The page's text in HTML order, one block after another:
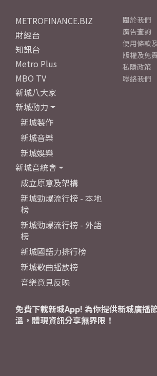
METROFINANCE.BIZ
財經台
知訊台
Metro Plus
MBO TV
新城八大家
新城動力
新城製作
新城音樂
新城娛樂
新城音統會
成立原意及架構
新城勁爆流行榜 - 本地
榜
新城勁爆流行榜 - 外語
榜
新城國語力排行榜
新城歌曲播放榜
音樂意見反映
關於我們
廣告查詢
使用條款
版權及免
私隱政策
聯絡我們
免費下載新城App! 為你提供新城廣播
溫，體現資訊分享無界限！